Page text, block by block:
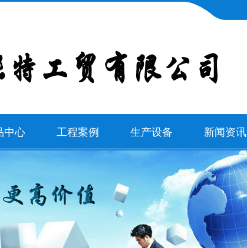
中心
泵
疆水泵
泵疆离心
工程案例 生产设备 新闻资讯
公司新闻
行业新闻
常见问题